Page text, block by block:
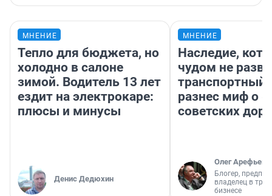
МНЕНИЕ
Тепло для бюджета, но
холодно в салоне
зимой. Водитель 13 лет
ездит на электрокаре:
плюсы и минусы
Денис Дедюхин
МНЕНИЕ
Наследие,
чудом не
транспортный
разнес миф о
советских
Олег Арефьев
Блогер,
владелец в
бизнесе